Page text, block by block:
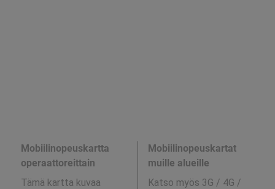
Mobiilinopeuskartta
operaattoreittain
Tämä kartta kuvaa
Mobiilinopeuskartat
muille alueille
Katso myös 3G / 4G /